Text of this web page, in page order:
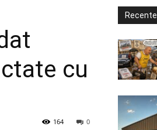
cu
0
164
Recente